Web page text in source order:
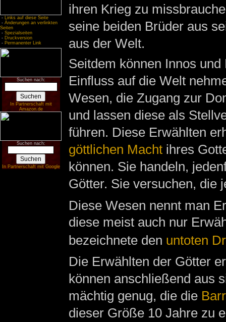
- Links auf diese Seite
- Änderungen an verlinkten
Seiten
- Spezialseiten
- Druckversion
- Permanenter Link
Suchen nach:
In Partnerschaft mit
Amazon.de
Suchen nach:
In Partnerschaft mit Google
ihren Krieg zu
seine beiden Brüder aus
aus der Welt.
Seitdem können Innos
Einfluss auf die Welt
Wesen, die Zugang zur
und lassen diese als
führen. Diese Erwählten
göttlichen Machtihres
können. Sie handeln,
Götter. Sie versuchen, die
Diese Wesen nennt man
diese meist auch nur
bezeichnete den untoten
Die Erwählten der Götter
können anschließend aus
mächtig genug, die die
dieser Größe 10 Jahre zu